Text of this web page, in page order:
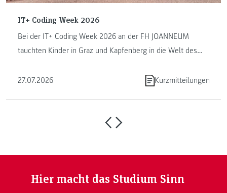
IT+ Coding Week 2026
Bei der IT+ Coding Week 2026 an der FH JOANNEUM
tauchten Kinder in Graz und Kapfenberg in die Welt des
27.07.2026
Kurzmitteilungen
Hier macht das Studium Sinn